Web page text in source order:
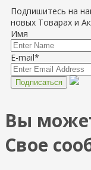
Подпишитесь на
новых Товарах и
Имя
E-mail*
Вы
Свое